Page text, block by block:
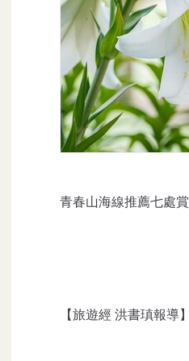
青春山海線推薦七處
【旅遊經 洪書瑱報導】